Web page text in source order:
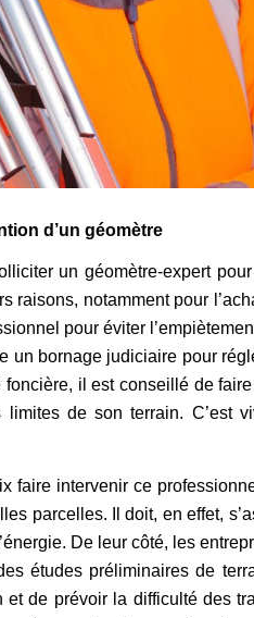
d’un géomètre
un géomètre-expert pour
notamment pour
pour éviter
un bornage judiciaire pour
il est conseillé de
de son terrain. C’est
faire intervenir ce
parcelles. Il doit, en effet,
De leur côté, les
études préliminaires de
de prévoir la difficulté des